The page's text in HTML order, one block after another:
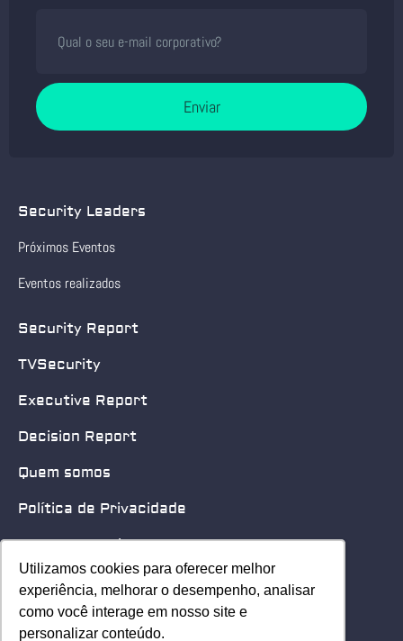
Utilizamos cookies para oferecer melhor
experiência, melhorar o desempenho, analisar
como você interage em nosso site e
personalizar conteúdo.
Utilizamos cookies para oferecer melhor
experiência, melhorar o desempenho, analisar
como você interage em nosso site e
personalizar conteúdo.
Enviar
Security Leaders
Próximos Eventos
Eventos realizados
Security Report
TVSecurity
Executive Report
Decision Report
Quem somos
Política de Privacidade
Quero patrocinar
Contato
Home